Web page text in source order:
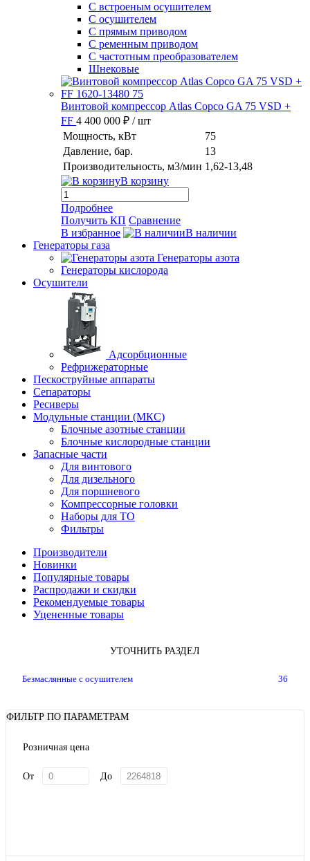
С встроеным осушителем
С осушителем
С прямым приводом
С ременным приводом
С частотным преобразователем
Шнековые
Винтовой компрессор Atlas Copco GA 75 VSD +
FF 4 400 000 ₽ / шт
Мощность, кВт
75
Давление, бар.
13
Производительность, м3/мин 1,62-13,48
В корзину
Подробнее
Получить КП Сравнение
В избранное
В наличии
Генераторы газа
Генераторы азота
Генераторы кислорода
Осушители
Адсорбционные
Рефрижераторные
Пескоструйные аппараты
Сепараторы
Ресиверы
Модульные станции (МКС)
Блочные азотные станции
Блочные кислородные станции
Запасные части
Для винтового
Для дизельного
Для поршневого
Компрессорные головки
Наборы для ТО
Фильтры
Производители
Новинки
Популярные товары
Распродажи и скидки
Рекомендуемые товары
Уцененные товары
УТОЧНИТЬ РАЗДЕЛ
Безмаслянные с осушителем 36
ФИЛЬТР ПО ПАРАМЕТРАМ
Розничная цена
От До